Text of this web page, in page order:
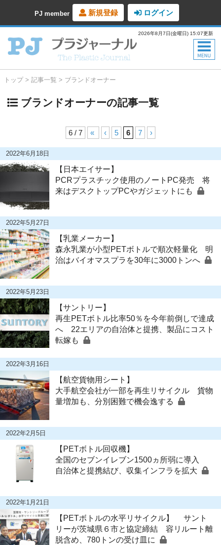
PJ member 新規登録 ログイン
2026年8月7日(金曜日) 15:07更新
トップ 記事一覧 ブランドオーナー
ブランドオーナーの記事一覧
6 / 7 « ‹ 5 6 7 ›
2022年6月18日
【日本エイサー】
PCRプラスチック使用のノートPC発売 将
来はデスクトップPCやガジェットにも
2022年5月27日
【乳業メーカー】
森永乳業が小型PETボトルで順次軽量化 明
治はバイオマスプラを30年に3000トンへ
2022年5月23日
【サントリー】
再生PETボトル比率50％を今年前倒しで達成
へ 22エリアの自治体と提携、製品にコスト
転嫁も
2022年3月16日
【航空貨物用シート】
大手航空会社が一部を再生リサイクル 貨物
量増加も、分別困難で機会逸する
2022年2月5日
【PETボトル回収機】
全国のセブンイレブン1500ヵ所弱に導入
自治体と提携結び、収集インフラを拡大
2022年1月21日
【PETボトルの水平リサイクル】 サント
リーが茨城県６市と協定締結 容リルート離
脱含め、780トンの受け皿に